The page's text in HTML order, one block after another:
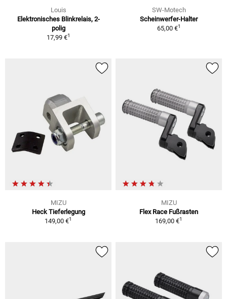
Louis
Elektronisches Blinkrelais, 2-
polig
17,99 €1
SW-Motech
Scheinwerfer-Halter
65,00 €1
MIZU
Heck Tieferlegung
149,00 €1
MIZU
Flex Race Fußrasten
169,00 €1